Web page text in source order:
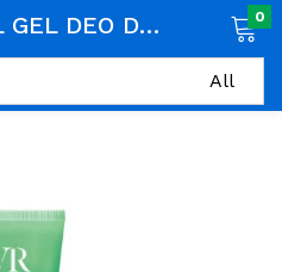
SVR SPIRIAL GEL DEO DOUCHE 200 ML 0